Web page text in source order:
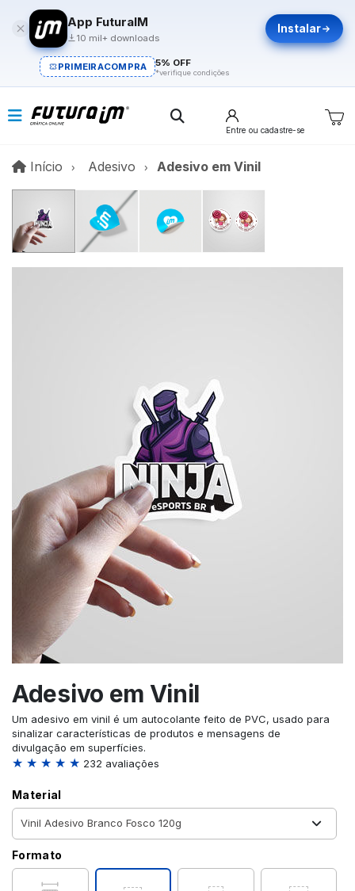
App FuturaIM
10 mil+ downloads
Instalar
PRIMEIRACOMPRA 5% OFF
*verifique condições
Entre ou cadastre-se
Início InícioAdesivo Adesivo em Vinil
Adesivo em Vinil
Um adesivo em vinil é um autocolante feito de PVC, usado para
sinalizar características de produtos e mensagens de
divulgação em superfícies.
★ ★ ★ ★ ★ 232 avaliações
Material
Formato